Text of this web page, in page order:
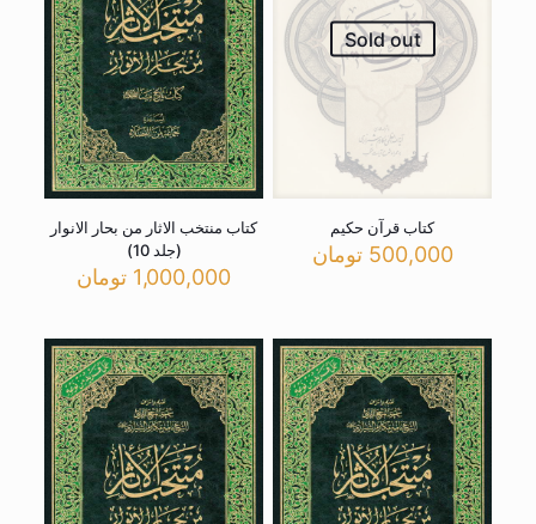
Sold out
کتاب قرآن حکیم
500,000 تومان
کتاب منتخب الاثار من بحار الانوار
(جلد 10)
1,000,000 تومان